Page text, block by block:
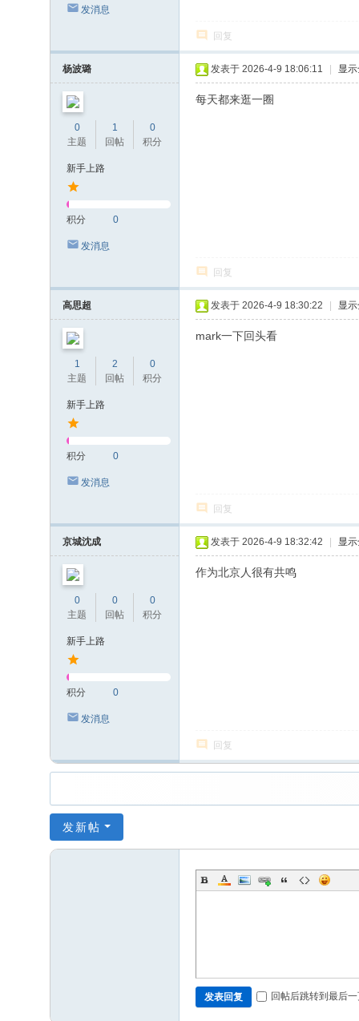
发消息
回复
杨波璐
0
主题
1
回帖
0
积分
新手上路
积分 0
发消息
发表于 2026-4-9 18:06:11 显
每天都来逛一圈
回复
高思超
1
主题
2
回帖
0
积分
新手上路
积分 0
发消息
发表于 2026-4-9 18:30:22 显
mark一下回头看
回复
京城沈成
0
主题
0
回帖
0
积分
新手上路
积分 0
发消息
发表于 2026-4-9 18:32:42 显
作为北京人很有共鸣
回复
发新帖
发表回复 回帖后跳转到最后